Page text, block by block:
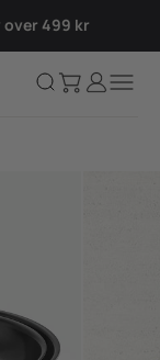
over 499 kr
SøgKurv Log ind
Menu